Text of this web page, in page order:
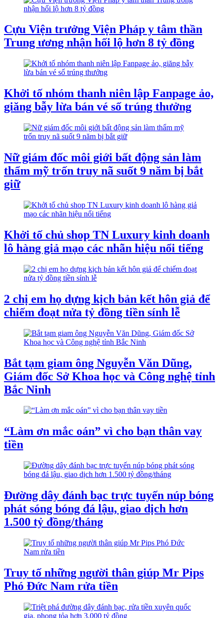
Cựu Viện trưởng Viện Pháp y tâm thần
Trung ương nhận hối lộ hơn 8 tỷ đồng
​Khởi tố nhóm thanh niên lập Fanpage ảo,
giăng bẫy lừa bán vé số trúng thưởng
Nữ giám đốc môi giới bất động sản làm
thẩm mỹ trốn truy nã suốt 9 năm bị bắt
giữ
Khởi tố chủ shop TN Luxury kinh doanh
lô hàng giả mạo các nhãn hiệu nổi tiếng
2 chị em họ dựng kịch bản kết hôn giả để
chiếm đoạt nửa tỷ đồng tiền sính lễ
Bắt tạm giam ông Nguyễn Văn Dũng,
Giám đốc Sở Khoa học và Công nghệ tỉnh
Bắc Ninh
“Làm ơn mắc oán” vì cho bạn thân vay
tiền
Đường dây đánh bạc trực tuyến núp bóng
phát sóng bóng đá lậu, giao dịch hơn
1.500 tỷ đồng/tháng
Truy tố những người thân giúp Mr Pips
Phó Đức Nam rửa tiền